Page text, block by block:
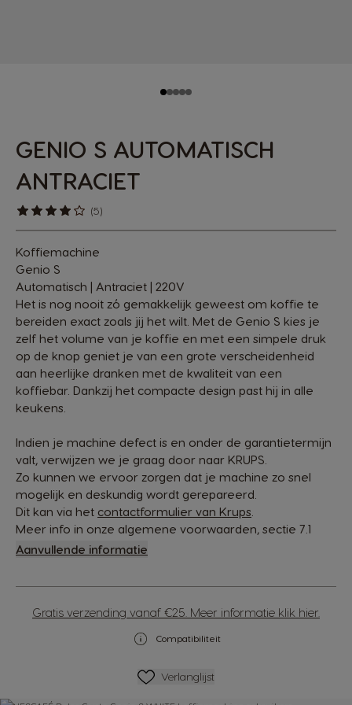
GENIO S AUTOMATISCH
ANTRACIET
(5)
Koffiemachine
Genio S
Automatisch | Antraciet | 220V
Het is nog nooit zó gemakkelijk geweest om koffie te
bereiden exact zoals jij het wilt. Met de Genio S kies je
zelf het volume van je koffie en met een simpele druk
op de knop geniet je van een grote verscheidenheid
aan heerlijke dranken met de kwaliteit van een
koffiebar. Dankzij het compacte design past hij in alle
keukens.
Indien je machine defect is en onder de garantietermijn
valt, verwijzen we je graag door naar KRUPS.
Zo kunnen we ervoor zorgen dat je machine zo snel
mogelijk en deskundig wordt gerepareerd.
Dit kan via het contactformulier van Krups
Meer info in onze algemene voorwaarden, sectie 7.1
Aanvullende informatie
Compatibiliteit
Gratis verzending vanaf €25. Meer informatie klik hier.
Verlanglijstje
Verlanglijst